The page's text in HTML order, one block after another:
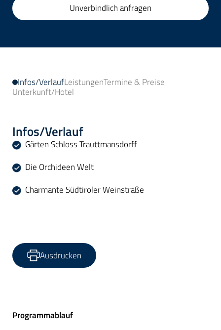
Unverbindlich anfragen
Infos/VerlaufLeistungenTermine & Preise
Unterkunft/Hotel
Infos/Verlauf
Gärten Schloss Trauttmansdorff
Die Orchideen Welt
Charmante Südtiroler Weinstraße
Ausdrucken
Programmablauf